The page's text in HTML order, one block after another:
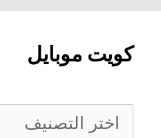
كويت موبايل
كويت